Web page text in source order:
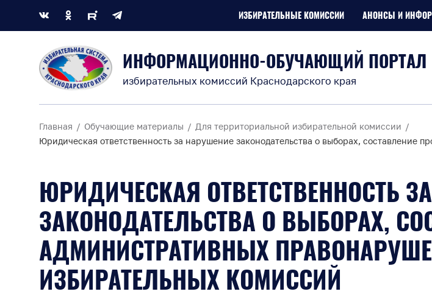
ИЗБИРАТЕЛЬНЫЕ КОМИССИИ АНОНСЫ И
ИНФОРМАЦИОННО-ОБУЧАЮЩИЙ ПОРТАЛ
избирательных комиссий Краснодарского края
Главная Обучающие материалы
Для территориальной избирательной комиссии
Юридическая ответственность за нарушение законодательства о выборах, составление
ЮРИДИЧЕСКАЯ ОТВЕТСТВЕННОСТЬ
ЗАКОНОДАТЕЛЬСТВА О ВЫБОРАХ,
АДМИНИСТРАТИВНЫХ
ИЗБИРАТЕЛЬНЫХ КОМИССИЙ